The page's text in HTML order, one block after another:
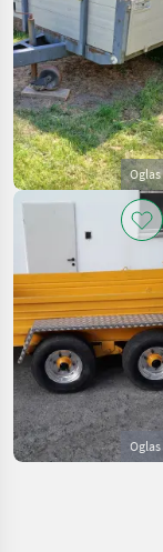
Oglas
Oglas